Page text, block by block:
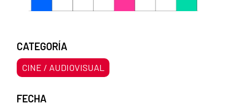
CATEGORÍA
CINE / AUDIOVISUAL
FECHA